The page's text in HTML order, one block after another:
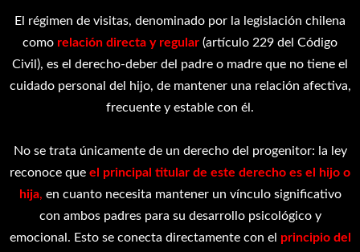
El régimen de visitas, denominado por la legislación chilena
como relación directa y regular (artículo 229 del Código
Civil), es el derecho-deber del padre o madre que no tiene el
cuidado personal del hijo, de mantener una relación afectiva,
frecuente y estable con él.
No se trata únicamente de un derecho del progenitor: la ley
reconoce que el principal titular de este derecho es el hijo o
hija, en cuanto necesita mantener un vínculo significativo
con ambos padres para su desarrollo psicológico y
emocional. Esto se conecta directamente con el principio del